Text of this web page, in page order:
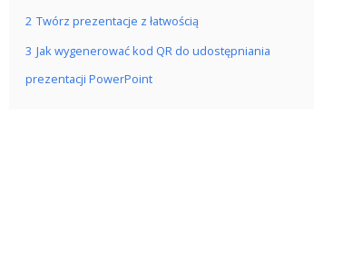
2 Twórz prezentacje z łatwością
3 Jak wygenerować kod QR do udostępniania
prezentacji PowerPoint